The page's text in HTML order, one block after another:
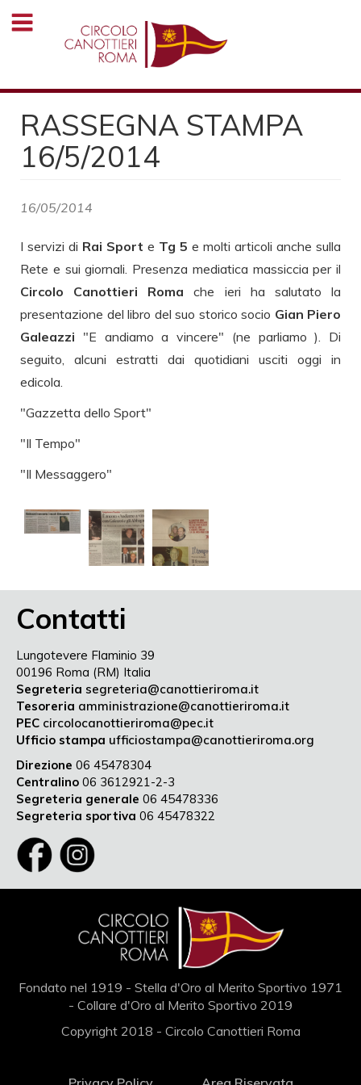
Salta
RASSEGNA STAMPA
16/5/2014
16/05/2014
I servizi di Rai Sport e Tg 5 e molti articoli anche sulla
Rete e sui giornali. Presenza mediatica massiccia per il
Circolo Canottieri Roma che ieri ha salutato la
presentazione del libro del suo storico socio Gian Piero
Galeazzi "E andiamo a vincere" (ne parliamo ). Di
seguito, alcuni estratti dai quotidiani usciti oggi in
edicola.
"Gazzetta dello Sport"
"Il Tempo"
"Il Messaggero"
Contatti
Lungotevere Flaminio 39
00196 Roma (RM) Italia
Segreteria segreteria@canottieriroma.it
Tesoreria amministrazione@canottieriroma.it
PEC circolocanottieriroma@pec.it
Ufficio stampa ufficiostampa@canottieriroma.org
Direzione 06 45478304
Centralino 06 3612921-2-3
Segreteria generale 06 45478336
Segreteria sportiva 06 45478322
Fondato nel 1919 - Stella d'Oro al Merito Sportivo 1971
- Collare d'Oro al Merito Sportivo 2019
Copyright 2018 - Circolo Canottieri Roma